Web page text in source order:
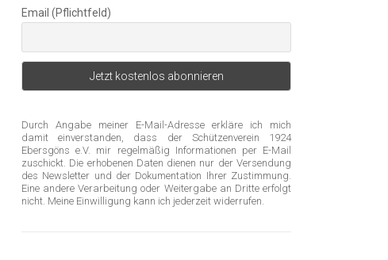
Email (Pflichtfeld)
Durch Angabe meiner E-Mail-Adresse erkläre ich mich
damit einverstanden, dass der Schützenverein 1924
Ebersgöns e.V. mir regelmäßig Informationen per E-Mail
zuschickt. Die erhobenen Daten dienen nur der Versendung
des Newsletter und der Dokumentation Ihrer Zustimmung.
Eine andere Verarbeitung oder Weitergabe an Dritte erfolgt
nicht. Meine Einwilligung kann ich jederzeit widerrufen.